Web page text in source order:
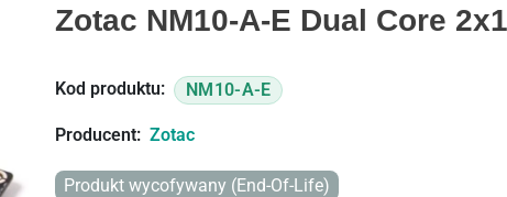
Zotac NM10-A-E Dual Core
Kod produktu: NM10-A-E
Producent: Zotac
Produkt wycofywany (End-Of-Life)